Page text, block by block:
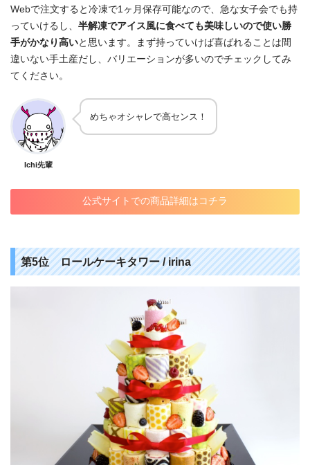
Webで注文すると冷凍で1ヶ月保存可能なので、急な女子会でも持
っていけるし、 半解凍でアイス風に食べても美味しいので使い勝
手がかなり高いと思います。まず持っていけば喜ばれることは間
違いない手土産だし、バリエーションが多いのでチェックしてみ
てください。
Ichi先輩
めちゃオシャレで高センス！
公式サイトでの商品詳細はコチラ
第5位 ロールケーキタワー / irina